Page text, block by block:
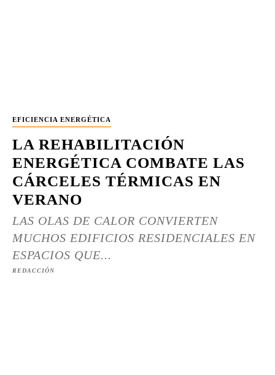
EFICIENCIA ENERGÉTICA
LA REHABILITACIÓN
ENERGÉTICA COMBATE LAS
CÁRCELES TÉRMICAS EN
VERANO
LAS OLAS DE CALOR CONVIERTEN
MUCHOS EDIFICIOS RESIDENCIALES EN
ESPACIOS QUE...
REDACCIÓN